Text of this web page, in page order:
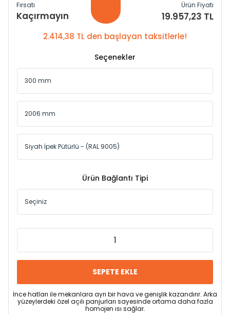
Fırsatı
Kaçırmayın
Ürün Fiyatı
19.957,23 TL
2.414,38 TL den başlayan taksitlerle!
Seçenekler
Ürün Bağlantı Tipi
SEPETE EKLE
İnce hatları ile mekanlara ayrı bir hava ve genişlik kazandırır. Arka
yüzeylerdeki özel açılı panjurları sayesinde ortama daha fazla
homojen ısı sağlar.